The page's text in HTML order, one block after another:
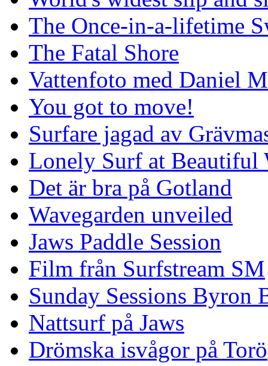
The Once-in-a-lifetime
The Fatal Shore
Vattenfoto med Daniel
You got to move!
Surfare jagad av
Lonely Surf at Beautiful
Det är bra på Gotland
Wavegarden unveiled
Jaws Paddle Session
Film från Surfstream SM
Sunday Sessions Byron
Nattsurf på Jaws
Drömska isvågor på Torö